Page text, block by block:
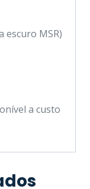
escuro MSR)
a custo